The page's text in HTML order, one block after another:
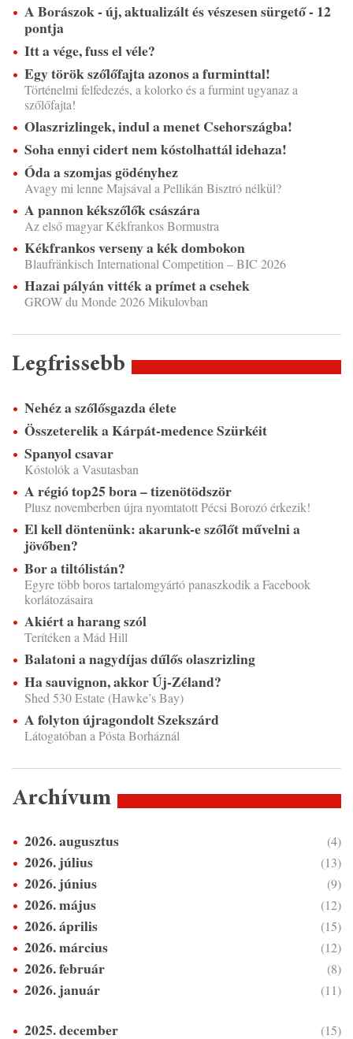
A Borászok - új, aktualizált és vészesen sürgető - 12
pontja
Itt a vége, fuss el véle?
Egy török szőlőfajta azonos a furminttal!
Történelmi felfedezés, a kolorko és a furmint ugyanaz a
szőlőfajta!
Olaszrizlingek, indul a menet Csehországba!
Soha ennyi cidert nem kóstolhattál idehaza!
Óda a szomjas gödényhez
Avagy mi lenne Majsával a Pellikán Bisztró nélkül?
A pannon kékszőlők császára
Az első magyar Kékfrankos Bormustra
Kékfrankos verseny a kék dombokon
Blaufränkisch International Competition – BIC 2026
Hazai pályán vitték a prímet a csehek
GROW du Monde 2026 Mikulovban
Legfrissebb
Nehéz a szőlősgazda élete
Összeterelik a Kárpát-medence Szürkéit
Spanyol csavar
Kóstolók a Vasutasban
A régió top25 bora – tizenötödször
Plusz novemberben újra nyomtatott Pécsi Borozó érkezik!
El kell döntenünk: akarunk-e szőlőt művelni a
jövőben?
Bor a tiltólistán?
Egyre több boros tartalomgyártó panaszkodik a Facebook
korlátozásaira
Akiért a harang szól
Terítéken a Mád Hill
Balatoni a nagydíjas dűlős olaszrizling
Ha sauvignon, akkor Új-Zéland?
Shed 530 Estate (Hawke’s Bay)
A folyton újragondolt Szekszárd
Látogatóban a Pósta Borháznál
Archívum
2026. augusztus (4)
2026. július (13)
2026. június (9)
2026. május (12)
2026. április (15)
2026. március (12)
2026. február (8)
2026. január (11)
2025. december (15)